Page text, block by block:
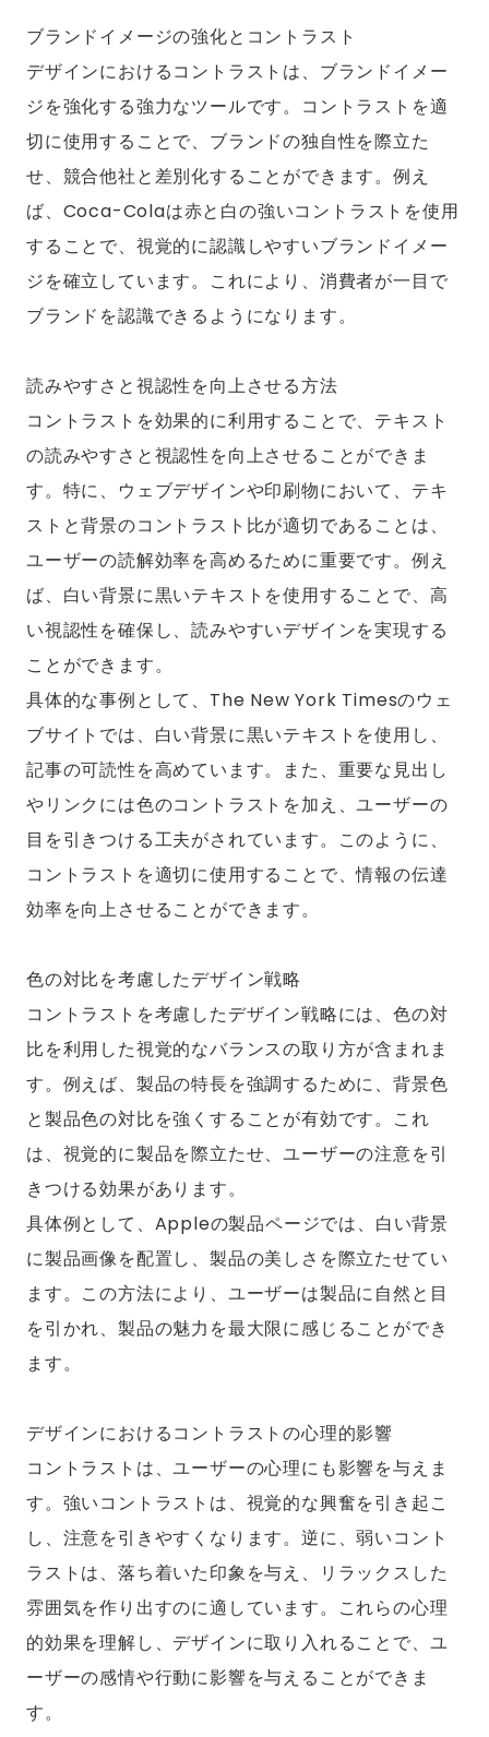
ブランドイメージの強化とコントラスト
デザインにおけるコントラストは、ブランドイメー
ジを強化する強力なツールです。コントラストを適
切に使用することで、ブランドの独自性を際立た
せ、競合他社と差別化することができます。例え
ば、Coca-Colaは赤と白の強いコントラストを使用
することで、視覚的に認識しやすいブランドイメー
ジを確立しています。これにより、消費者が一目で
ブランドを認識できるようになります。
読みやすさと視認性を向上させる方法
コントラストを効果的に利用することで、テキスト
の読みやすさと視認性を向上させることができま
す。特に、ウェブデザインや印刷物において、テキ
ストと背景のコントラスト比が適切であることは、
ユーザーの読解効率を高めるために重要です。例え
ば、白い背景に黒いテキストを使用することで、高
い視認性を確保し、読みやすいデザインを実現する
ことができます。
具体的な事例として、The New York Timesのウェ
ブサイトでは、白い背景に黒いテキストを使用し、
記事の可読性を高めています。また、重要な見出し
やリンクには色のコントラストを加え、ユーザーの
目を引きつける工夫がされています。このように、
コントラストを適切に使用することで、情報の伝達
効率を向上させることができます。
色の対比を考慮したデザイン戦略
コントラストを考慮したデザイン戦略には、色の対
比を利用した視覚的なバランスの取り方が含まれま
す。例えば、製品の特長を強調するために、背景色
と製品色の対比を強くすることが有効です。これ
は、視覚的に製品を際立たせ、ユーザーの注意を引
きつける効果があります。
具体例として、Appleの製品ページでは、白い背景
に製品画像を配置し、製品の美しさを際立たせてい
ます。この方法により、ユーザーは製品に自然と目
を引かれ、製品の魅力を最大限に感じることができ
ます。
デザインにおけるコントラストの心理的影響
コントラストは、ユーザーの心理にも影響を与えま
す。強いコントラストは、視覚的な興奮を引き起こ
し、注意を引きやすくなります。逆に、弱いコント
ラストは、落ち着いた印象を与え、リラックスした
雰囲気を作り出すのに適しています。これらの心理
的効果を理解し、デザインに取り入れることで、ユ
ーザーの感情や行動に影響を与えることができま
す。